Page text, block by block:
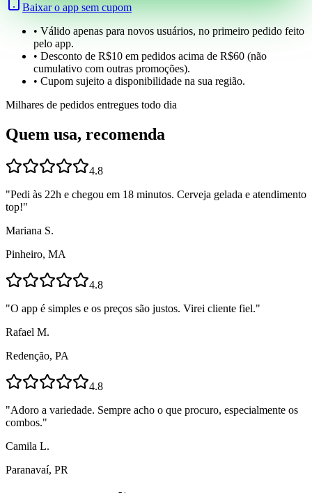
Baixar o app sem cupom
• Válido apenas para novos usuários, no primeiro pedido feito
pelo app.
• Desconto de R$10 em pedidos acima de R$60 (não
cumulativo com outras promoções).
• Cupom sujeito a disponibilidade na sua região.
Milhares de pedidos entregues todo dia
Quem usa, recomenda
4.8
"Pedi às 22h e chegou em 18 minutos. Cerveja gelada e atendimento
top!"
Mariana S.
Pinheiro, MA
4.8
"O app é simples e os preços são justos. Virei cliente fiel."
Rafael M.
Redenção, PA
4.8
"Adoro a variedade. Sempre acho o que procuro, especialmente os
combos."
Camila L.
Paranavaí, PR